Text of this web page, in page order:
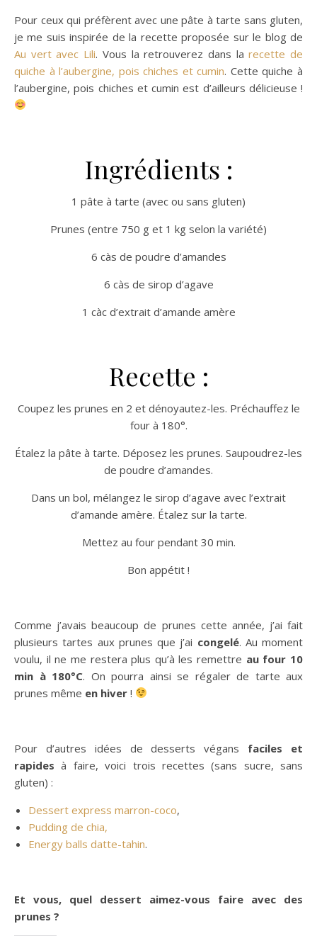
Pour ceux qui préfèrent avec une pâte à tarte sans gluten,
je me suis inspirée de la recette proposée sur le blog de
Au vert avec Lili. Vous la retrouverez dans larecette de
quiche à l’aubergine, pois chiches et cumin. Cette quiche à
l’aubergine, pois chiches et cumin est d’ailleurs délicieuse !
Ingrédients :
1 pâte à tarte (avec ou sans gluten)
Prunes (entre 750 g et 1 kg selon la variété)
6 càs de poudre d’amandes
6 càs de sirop d’agave
1 càc d’extrait d’amande amère
Recette :
Coupez les prunes en 2 et dénoyautez-les. Préchauffez le
four à 180°.
Étalez la pâte à tarte. Déposez les prunes. Saupoudrez-les
de poudre d’amandes.
Dans un bol, mélangez le sirop d’agave avec l’extrait
d’amande amère. Étalez sur la tarte.
Mettez au four pendant 30 min.
Bon appétit !
Comme j’avais beaucoup de prunes cette année, j’ai fait
plusieurs tartes aux prunes que j’ai congelé. Au moment
voulu, il ne me restera plus qu’à les remettre au four 10
min à 180°C. On pourra ainsi se régaler de tarte aux
prunes même en hiver !
Pour d’autres idées de desserts végans faciles et
rapides à faire, voici trois recettes (sans sucre, sans
gluten) :
Dessert express marron-coco,
Pudding de chia,
Energy balls datte-tahin.
Et vous, quel dessert aimez-vous faire avec des
prunes ?